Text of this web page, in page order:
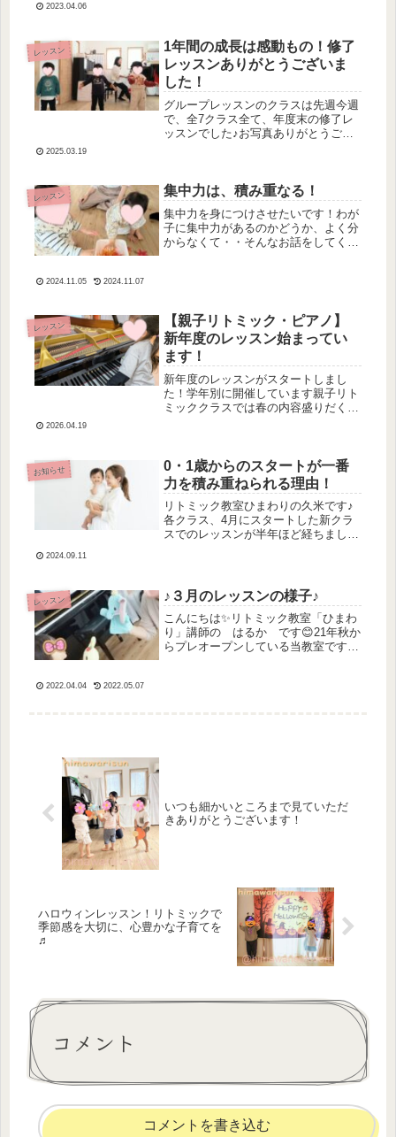
ピッタリな季節♡残席が出ておりま
し...
2023.04.06
レッスン
1年間の成長は感動もの！修了
レッスンありがとうございま
した！
グループレッスンのクラスは先週今週
で、全7クラス全て、年度末の修了レ
ッスンでした♪お写真ありがとうござ
年度のクラス毎回同じお友達とのレ
ッ...
2025.03.19
レッスン 集中力は、積み重なる！
集中力を身につけさせたいです！わが
子に集中力があるのかどうか、よく分
からなくて・・そんなお話をしてくだ
と...
2024.11.05 2024.11.07
レッスン
【親子リトミック・ピアノ】
新年度のレッスン始まってい
ます！
新年度のレッスンがスタートしまし
た！学年別に開催しています親子リト
ミッククラスでは春の内容盛りだくさ
できないけれどリトミックの時間だけ
はわ...
2026.04.19
お知らせ
0・1歳からのスタートが一番
力を積み重ねられる理由！
リトミック教室ひまわりの久米です♪
各クラス、4月にスタートした新クラ
スでのレッスンが半年ほど経ちました
います！！「どうぞ」のやりとりや
「お...
2024.09.11
レッスン ♪３月のレッスンの様子♪
こんにちは✨リトミック教室「ひまわ
り」講師の はるか です😊21年秋か
らプレオープンしている当教室です。
2022.04.04 2022.05.07
いつも細かいところまで見ていただ
きありがとうございます！
ハロウィンレッスン！リトミックで
季節感を大切に、心豊かな子育てを
♬
コメント
コメントを書き込む